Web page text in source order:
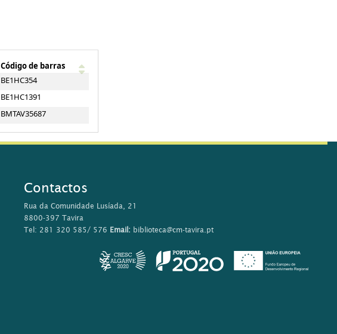
Código de barras
BE1HC354
BE1HC1391
BMTAV35687
Contactos
Rua da Comunidade Lusíada, 21
8800-397 Tavira
Tel: 281 320 585/ 576 Email: biblioteca@cm-tavira.pt